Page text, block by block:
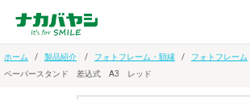
ホーム 製品紹介 フォトフレーム・額縁 フォトフレーム
ペーパースタンド 差込式 A3 レッド